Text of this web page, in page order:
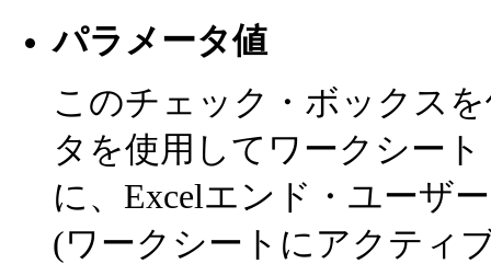
パラメータ値
このチェック・ボックス
タを使用してワークシー
に、Excelエンド・ユーザ
(ワークシートにアクティ